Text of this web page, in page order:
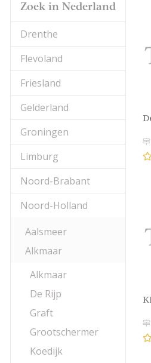
Zoek in Nederland
Drenthe
Flevoland
Friesland
Gelderland
Groningen
Limburg
Noord-Brabant
Noord-Holland
Aalsmeer
Alkmaar
Alkmaar
De Rijp
Graft
Grootschermer
Koedijk